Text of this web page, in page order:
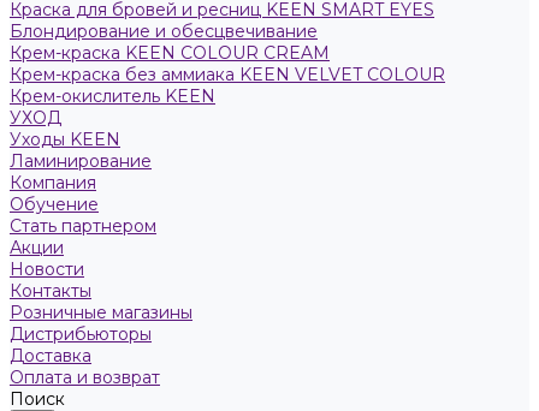
Краска для бровей и ресниц KEEN SMART EYES
Блондирование и обесцвечивание
Крем-краска KEEN COLOUR CREAM
Крем-краска без аммиака KEEN VELVET COLOUR
Крем-окислитель KEEN
УХОД
Уходы KEEN
Ламинирование
Компания
Обучение
Стать партнером
Акции
Новости
Контакты
Розничные магазины
Дистрибьюторы
Доставка
Оплата и возврат
Поиск